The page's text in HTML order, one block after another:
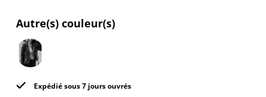
Autre(s) couleur(s)
Expédié sous 7 jours ouvrés